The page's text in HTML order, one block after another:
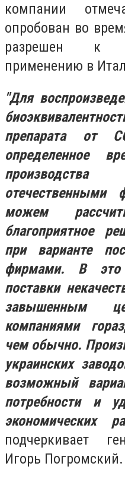
компании
опробован во
разрешен к
применению в
"Для
препарата от
определенное
отечественными
можем
благоприятное
при варианте
фирмами. В это
поставки
завышенным
компаниями
чем обычно.
украинских
возможный
потребности и
экономических
подчеркивает
Игорь Погромский.